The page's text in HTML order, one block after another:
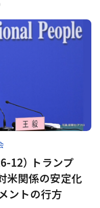
12） トランプ
対米関係の安定化
ントの行方